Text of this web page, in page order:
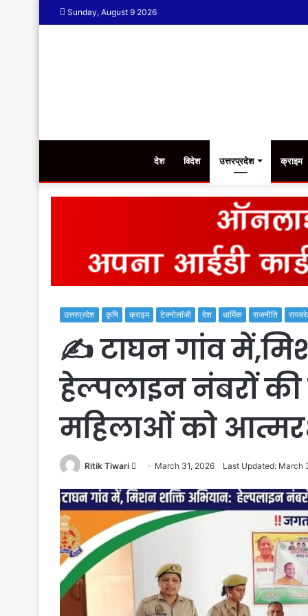
Sunday, August 9 2026
देश विदेश उत्तरप्रदेश क्राइम
उत्तरप्रदेश कृषि क्राइम टेक्नोलॉजी देश धार्मिक राजनीति
✍️ टाघन गांव
हेल्पलाइन नंबरों की
महिलाओं को
Ritik Tiwari
Send
email
March 31, 2026 Last Updated: March